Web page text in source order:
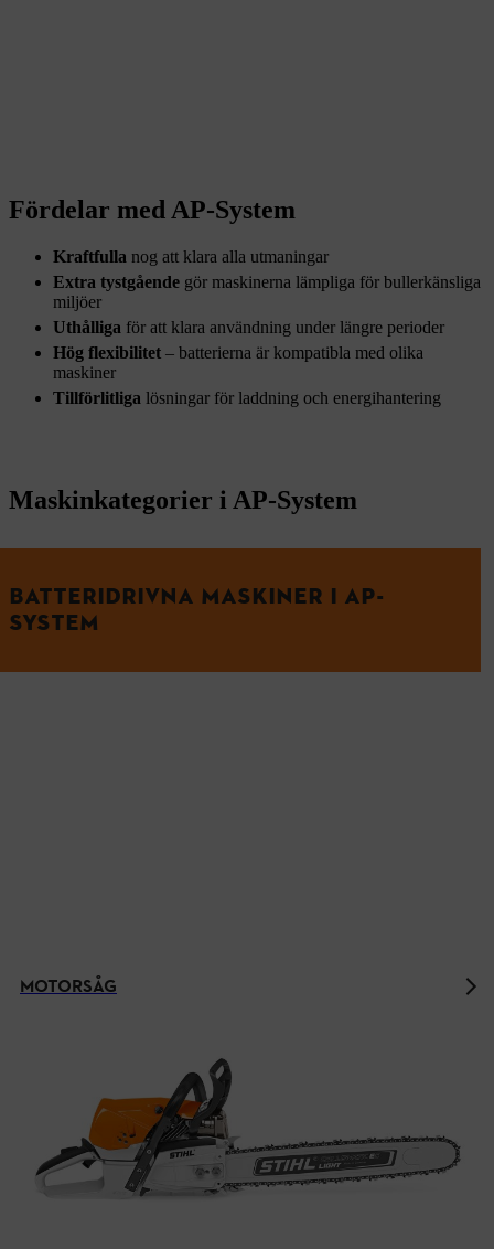
Fördelar med AP-System
Kraftfulla nog att klara alla utmaningar
Extra tystgående gör maskinerna lämpliga för bullerkänsliga
miljöer
Uthålliga för att klara användning under längre perioder
Hög flexibilitet – batterierna är kompatibla med olika
maskiner
Tillförlitliga lösningar för laddning och energihantering
Maskinkategorier i AP-System
BATTERIDRIVNA MASKINER I AP-
SYSTEM
MOTORSÅG